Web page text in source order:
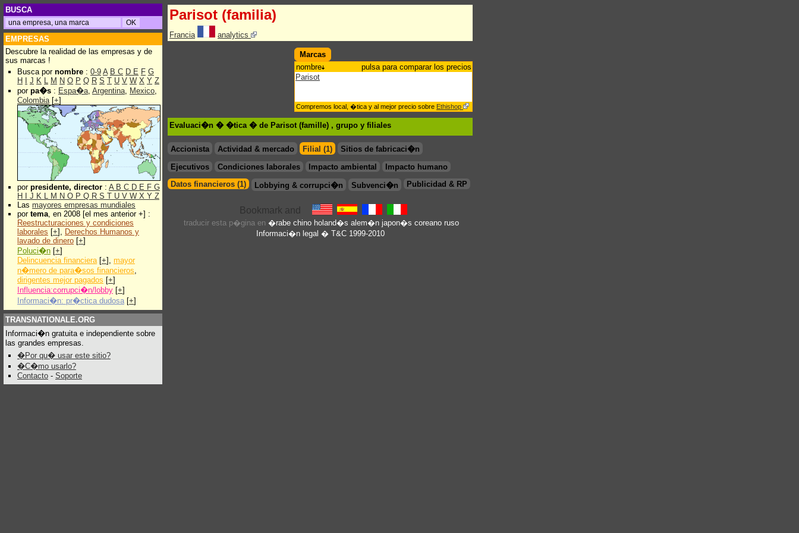
BUSCA
EMPRESAS
Descubre la realidad de las empresas y de
sus marcas !
Busca por nombre : 0-9 A B C D E F G
H
J K L M N O P Q R S T U V W X Y Z
por pa�s : Espa�a, Argentina, Mexico,
Colombia[+]
por presidente, director : A B C D E F G
H
J K L M N O P Q R S T U V W X Y Z
Las mayores empresas mundiales
por tema, en 2008 [el mes anterior +] :
Reestructuraciones y condiciones
laborales [+], Derechos Humanos y
lavado de dinero [+]
Poluci�n [+]
Delincuencia financiera[+], mayor
n�mero de para�sos financieros,
dirigentes mejor pagados [+]
Influencia:corrupci�n/lobby [+]
Informaci�n: pr�ctica dudosa [+]
TRANSNATIONALE.ORG
Informaci�n gratuita e independiente sobre
las grandes empresas.
�Por qu� usar este sitio?
�C�mo usarlo?
Contacto - Soporte
Parisot (familia)
Francia analytics
Marcas
nombre
pulsa para comparar los precios
Parisot
Compremos local, �tica y al mejor precio sobre Ethishop
Evaluaci�n � �tica � de Parisot (famille) , grupo y filiales
Accionista Actividad & mercado Filial (1)
Sitios de fabricaci�n
Ejecutivos
Condiciones laborales Impacto ambiental
Impacto humano
Datos financieros (1)
Lobbying & corrupci�n Subvenci�n Publicidad & RP
traducir esta p�gina en �rabe chino holand�s alem�n japon�s coreano ruso
Informaci�n legal � T&C 1999-2010